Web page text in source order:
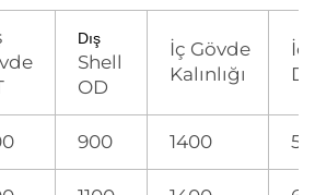
Dış
Shell
OD
İç Gövde
Kalınlığı
İç
900 1400